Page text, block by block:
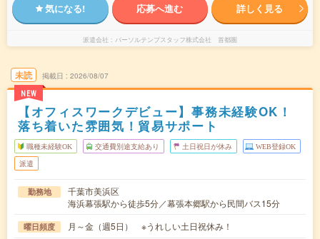
気になる! 応募へ進む 詳しく見る
派遣会社 パーソルテンプスタッフ株式会社 首都圏
未読
NEW
掲載日 2026/08/07
【オフィスワークデビュー】事務未経験OK！
落ち着いた雰囲気！貿易サポート
職種未経験OK 交通費別途支給あり 土日祝日が休み WEB登録OK
派遣
勤務地
千葉市美浜区
海浜幕張駅から徒歩5分／幕張本郷駅から民間バス15分
曜日頻度 月～金（週5日） ※うれしい土日祝休み！